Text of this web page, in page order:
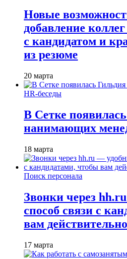
Новые
добавление
с кандидатом и
из резюме
20 марта
HR-беседы
В Сетке
нанимающих
18 марта
Поиск персонала
Звонки через
способ связи с
вам
17 марта